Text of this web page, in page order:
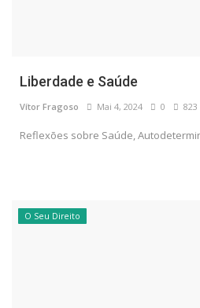
Liberdade e Saúde
Vítor Fragoso Mai 4, 2024 0 823
Reflexões sobre Saúde,
O Seu Direito